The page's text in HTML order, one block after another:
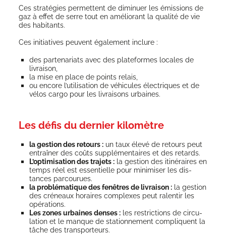
Ces stra­té­gies per­mettent de dimi­nuer les émis­sions de
gaz à effet de serre tout en amé­lio­rant la qua­li­té de vie
des habitants.
Ces ini­tia­tives peuvent éga­le­ment inclure :
des par­te­na­riats avec des pla­te­formes locales de
livraison,
la mise en place de points relais,
ou encore l’u­ti­li­sa­tion de véhi­cules élec­triques et de
vélos car­go pour les livrai­sons urbaines.
Les défis du dernier kilomètre
la ges­tion des retours : un taux éle­vé de retours peut
entraî­ner des coûts sup­plé­men­taires et des retards.
L’optimisation des tra­jets : la ges­tion des iti­né­raires en
temps réel est essen­tielle pour mini­mi­ser les dis­
tances parcourues.
la pro­blé­ma­tique des fenêtres de livrai­son : la ges­tion
des cré­neaux horaires com­plexes peut ralen­tir les
opérations.
Les zones urbaines denses : les res­tric­tions de cir­cu­
la­tion et le manque de sta­tion­ne­ment com­pliquent la
tâche des transporteurs.